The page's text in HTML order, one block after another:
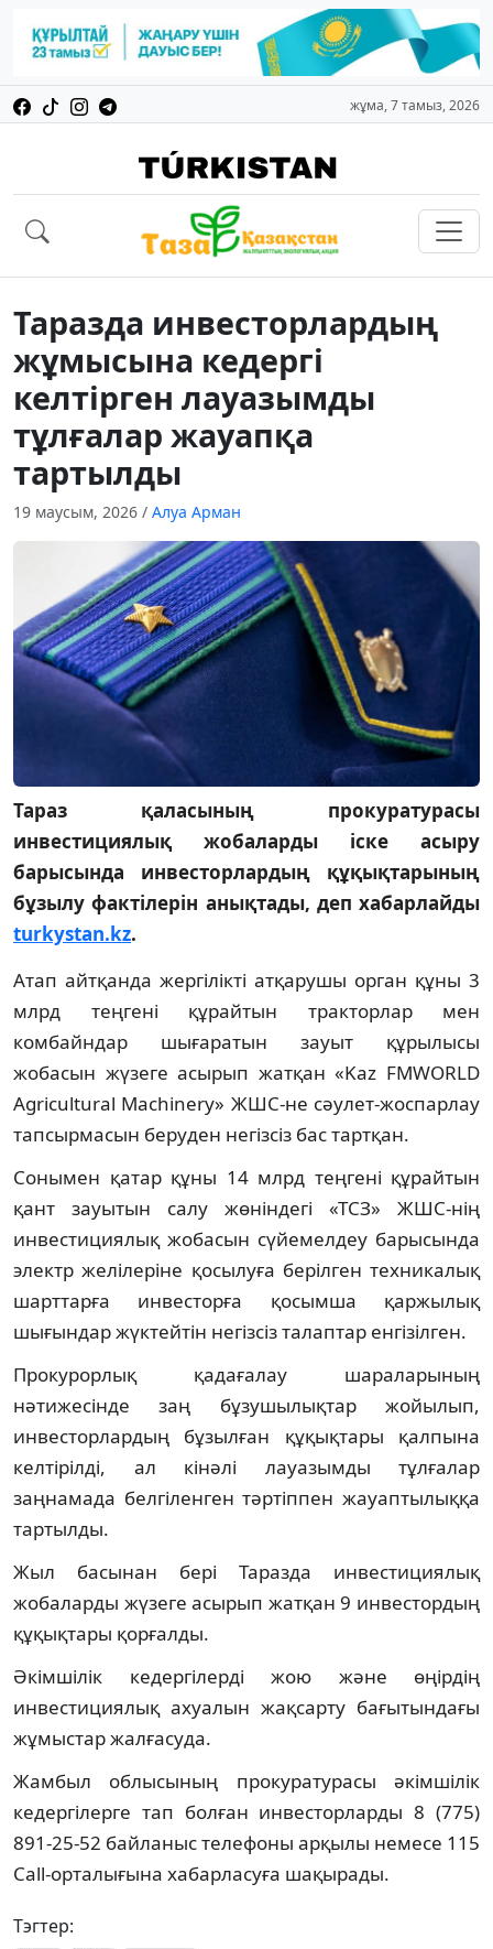
жұма, 7 тамыз, 2026
Таразда инвесторлардың
жұмысына кедергі
келтірген лауазымды
тұлғалар жауапқа
тартылды
19 маусым, 2026 / Алуа Арман
Тараз қаласының прокуратурасы
инвестициялық жобаларды іске асыру
барысында инвесторлардың құқықтарының
бұзылу фактілерін анықтады, деп хабарлайды
turkystan.kz.
Атап айтқанда жергілікті атқарушы орган құны 3
млрд теңгені құрайтын тракторлар мен
комбайндар шығаратын зауыт құрылысы
жобасын жүзеге асырып жатқан «Kaz FMWORLD
Agricultural Machinery» ЖШС-не сәулет-жоспарлау
тапсырмасын беруден негізсіз бас тартқан.
Сонымен қатар құны 14 млрд теңгені құрайтын
қант зауытын салу жөніндегі «ТСЗ» ЖШС-нің
инвестициялық жобасын сүйемелдеу барысында
электр желілеріне қосылуға берілген техникалық
шарттарға инвесторға қосымша қаржылық
шығындар жүктейтін негізсіз талаптар енгізілген.
Прокурорлық қадағалау шараларының
нәтижесінде заң бұзушылықтар жойылып,
инвесторлардың бұзылған құқықтары қалпына
келтірілді, ал кінәлі лауазымды тұлғалар
заңнамада белгіленген тәртіппен жауаптылыққа
тартылды.
Жыл басынан бері Таразда инвестициялық
жобаларды жүзеге асырып жатқан 9 инвестордың
құқықтары қорғалды.
Әкімшілік кедергілерді жою және өңірдің
инвестициялық ахуалын жақсарту бағытындағы
жұмыстар жалғасуда.
Жамбыл облысының прокуратурасы әкімшілік
кедергілерге тап болған инвесторларды 8 (775)
891-25-52 байланыс телефоны арқылы немесе 115
Call-орталығына хабарласуға шақырады.
Тэгтер: